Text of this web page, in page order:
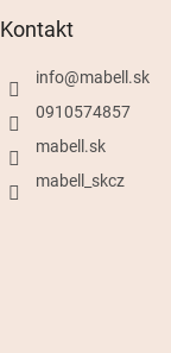
Kontakt
info@mabell.sk
0910574857
mabell.sk
mabell_skcz